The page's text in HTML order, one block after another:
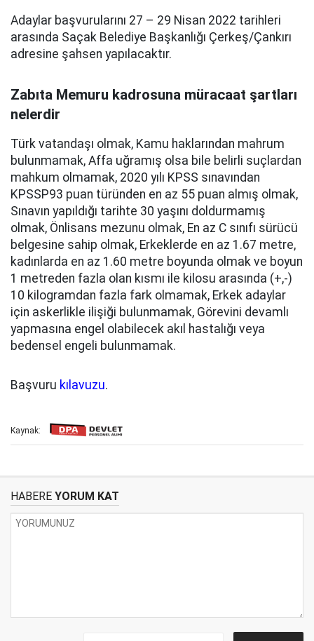
Adaylar başvurularını 27 – 29 Nisan 2022 tarihleri
arasında Saçak Belediye Başkanlığı Çerkeş/Çankırı
adresine şahsen yapılacaktır.
Zabıta Memuru kadrosuna müracaat şartları
nelerdir
Türk vatandaşı olmak, Kamu haklarından mahrum
bulunmamak, Affa uğramış olsa bile belirli suçlardan
mahkum olmamak, 2020 yılı KPSS sınavından
KPSSP93 puan türünden en az 55 puan almış olmak,
Sınavın yapıldığı tarihte 30 yaşını doldurmamış
olmak, Önlisans mezunu olmak, En az C sınıfı sürücü
belgesine sahip olmak, Erkeklerde en az 1.67 metre,
kadınlarda en az 1.60 metre boyunda olmak ve boyun
1 metreden fazla olan kısmı ile kilosu arasında (+,-)
10 kilogramdan fazla fark olmamak, Erkek adaylar
için askerlikle ilişiği bulunmamak, Görevini devamlı
yapmasına engel olabilecek akıl hastalığı veya
bedensel engeli bulunmamak.
Başvuru kılavuzu.
Kaynak:
HABERE YORUM KAT